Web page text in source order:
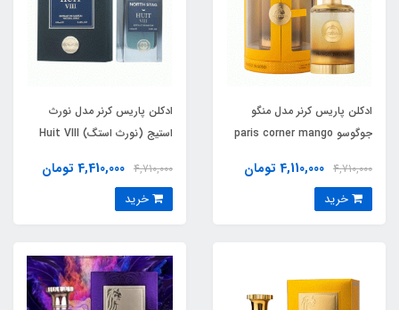
ادکلن پاریس کرنر مدل منگو
جوگوسو paris corner mango
4,710,000 4,110,000 تومان
ادکلن پاریس کرنر مدل نورث
استیج (نورث استگ) Huit VIII
اسپایس بمب( north stag
4,710,000 4,410,000 تومان